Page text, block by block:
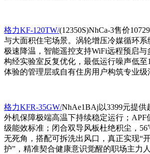
格力KF-120TW/(12350S)NhCa-3售价
与大面积住宅场景。涡轮增压冷媒循环系
极速降温，智能遥控支持WiFi远程预启
构经实验室反复优化，最低运行噪声低至
体验的管理层或自有住房用户构筑专业级
格力KFR-35GW/NhAe1BAj以3399元提
外机保障极端高温下持续稳定运行；APF
级能效标准；闭合双导风板杜绝积尘，
无死角，搭配可拆洗出风口，真正实现“
护”，精准契合健康意识觉醒的职场主力人